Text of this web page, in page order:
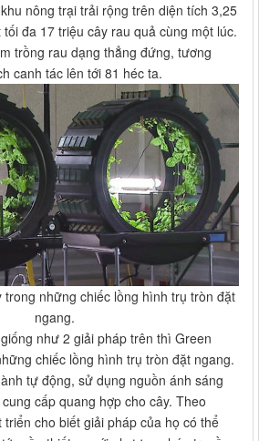
nông trại trải rộng trên diện tích 3,25
đa 17 triệu cây rau quả cùng một lúc.
trồng rau dạng thẳng đứng, tương
canh tác lên tới 81 héc ta.
trong những chiếc lồng hình trụ tròn đặt
ngang.
như 2 giải pháp trên thì Green
chiếc lồng hình trụ tròn đặt ngang.
tự động, sử dụng nguồn ánh sáng
cấp quang hợp cho cây. Theo
cho biết giải pháp của họ có thể